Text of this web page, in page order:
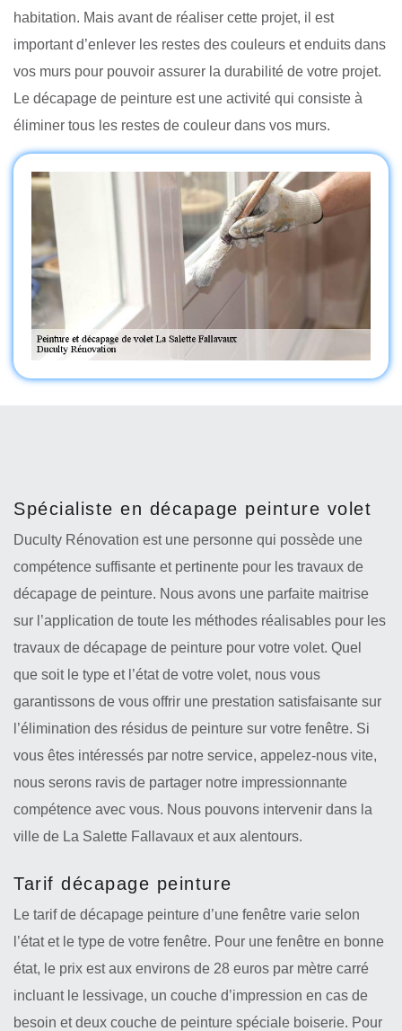
habitation. Mais avant de réaliser cette projet, il est
important d’enlever les restes des couleurs et enduits dans
vos murs pour pouvoir assurer la durabilité de votre projet.
Le décapage de peinture est une activité qui consiste à
éliminer tous les restes de couleur dans vos murs.
Spécialiste en décapage peinture volet
Duculty Rénovation est une personne qui possède une
compétence suffisante et pertinente pour les travaux de
décapage de peinture. Nous avons une parfaite maitrise
sur l’application de toute les méthodes réalisables pour les
travaux de décapage de peinture pour votre volet. Quel
que soit le type et l’état de votre volet, nous vous
garantissons de vous offrir une prestation satisfaisante sur
l’élimination des résidus de peinture sur votre fenêtre. Si
vous êtes intéressés par notre service, appelez-nous vite,
nous serons ravis de partager notre impressionnante
compétence avec vous. Nous pouvons intervenir dans la
ville de La Salette Fallavaux et aux alentours.
Tarif décapage peinture
Le tarif de décapage peinture d’une fenêtre varie selon
l’état et le type de votre fenêtre. Pour une fenêtre en bonne
état, le prix est aux environs de 28 euros par mètre carré
incluant le lessivage, un couche d’impression en cas de
besoin et deux couche de peinture spéciale boiserie. Pour